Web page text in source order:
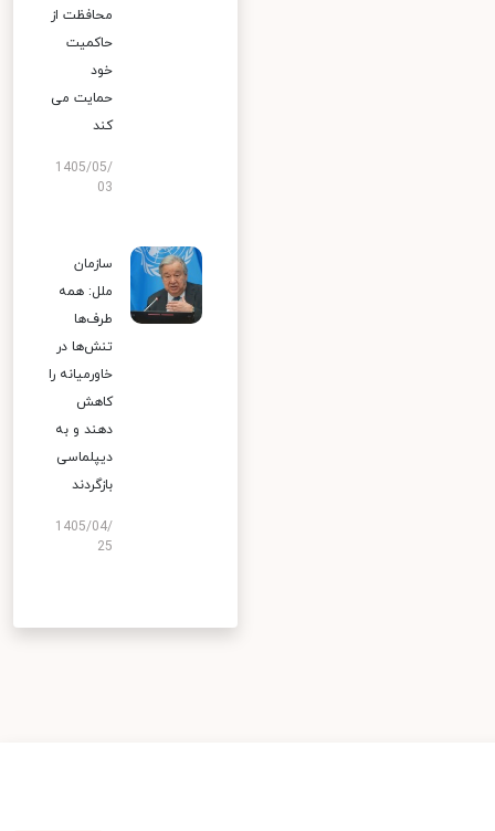
محافظت از
حاکمیت
خود
حمایت می
کند
1405/05/
03
سازمان
ملل: همه
طرف‌ها
تنش‌ها در
خاورمیانه را
کاهش
دهند و به
دیپلماسی
بازگردند
1405/04/
25